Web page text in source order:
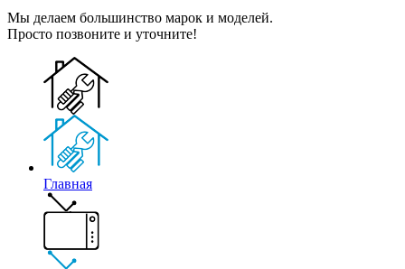
Мы делаем большинство марок и моделей.
Просто позвоните и уточните!
Главная